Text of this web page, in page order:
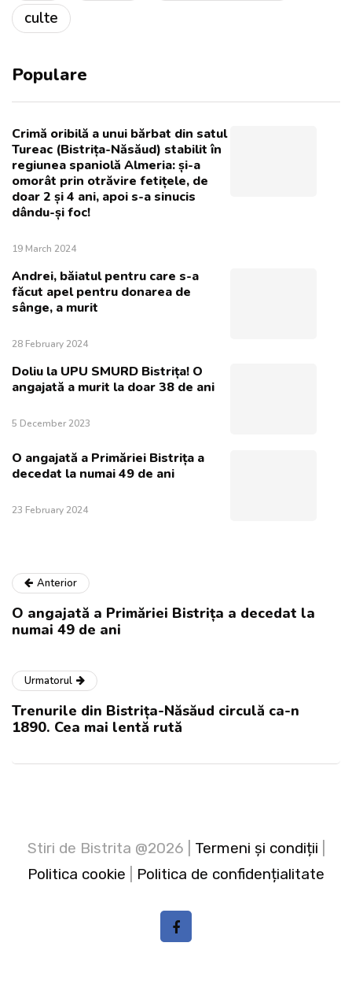
culte
Populare
Crimă oribilă a unui bărbat din satul
Tureac (Bistrița-Năsăud) stabilit în
regiunea spaniolă Almeria: și-a
omorât prin otrăvire fetițele, de
doar 2 și 4 ani, apoi s-a sinucis
dându-și foc!
19 March 2024
Andrei, băiatul pentru care s-a
făcut apel pentru donarea de
sânge, a murit
28 February 2024
Doliu la UPU SMURD Bistrița! O
angajată a murit la doar 38 de ani
5 December 2023
O angajată a Primăriei Bistrița a
decedat la numai 49 de ani
23 February 2024
Anterior
O angajată a Primăriei Bistrița a decedat la
numai 49 de ani
Urmatorul
Trenurile din Bistrița-Năsăud circulă ca-n
1890. Cea mai lentă rută
Stiri de Bistrita @2026 | Termeni și condiții
Politica cookie
Politica de confidențialitate